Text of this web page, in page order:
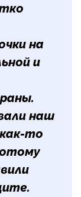
на
и
наш
то